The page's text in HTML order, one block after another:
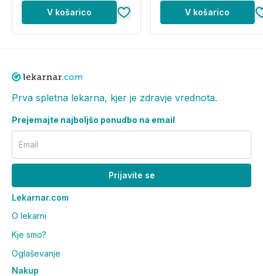
V košarico V košarico
Prva spletna lekarna, kjer je zdravje vrednota.
Prejemajte najboljšo ponudbo na email
Email
Prijavite se
Lekarnar.com
O lekarni
Kje smo?
Oglaševanje
Nakup